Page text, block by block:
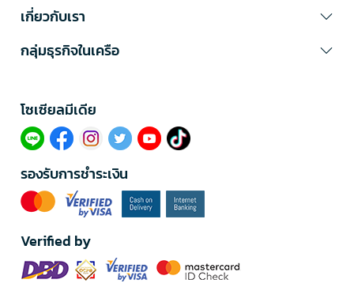
เกี่ยวกับเรา
กลุ่มธุรกิจในเครือ
โซเซียลมีเดีย​
รองรับการชำระเงิน
Verified by